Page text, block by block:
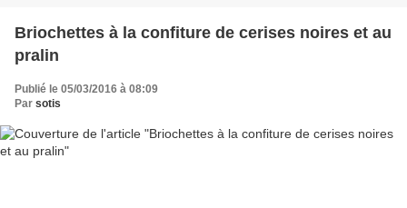
Briochettes à la confiture de cerises noires et au
pralin
Publié le 05/03/2016 à 08:09
Par sotis